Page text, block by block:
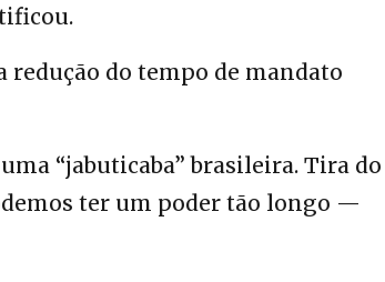
redução do tempo de mandato
“jabuticaba” brasileira. Tira do
ter um poder tão longo —